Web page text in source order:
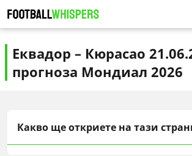
Еквадор – Кюрасао
прогноза Мондиал 2026
Какво ще откриете на тази